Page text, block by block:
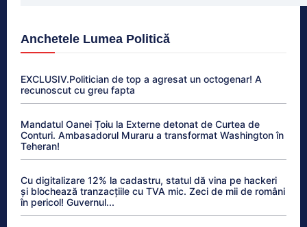
Anchetele Lumea Politică
EXCLUSIV.Politician de top a agresat un octogenar! A
recunoscut cu greu fapta
Mandatul Oanei Țoiu la Externe detonat de Curtea de
Conturi. Ambasadorul Muraru a transformat Washington în
Teheran!
Cu digitalizare 12% la cadastru, statul dă vina pe hackeri
și blochează tranzacțiile cu TVA mic. Zeci de mii de români
în pericol! Guvernul...